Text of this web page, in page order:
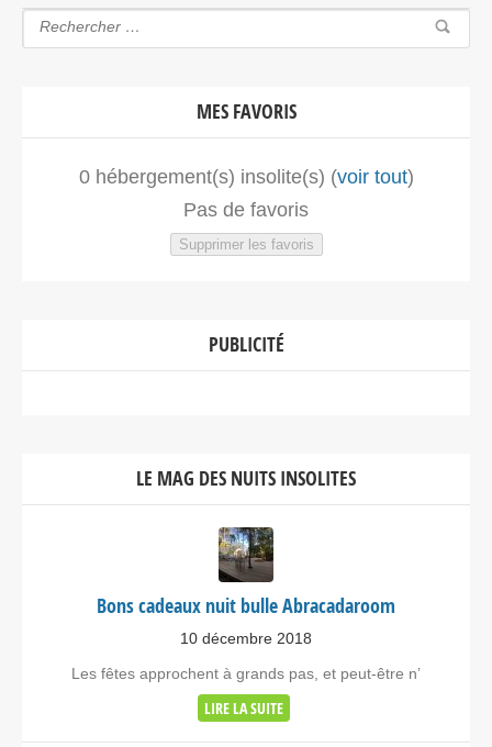
MES FAVORIS
0hébergement(s) insolite(s) (voir tout)
Pas de favoris
Supprimer les favoris
PUBLICITÉ
LE MAG DES NUITS INSOLITES
Bons cadeaux nuit bulle Abracadaroom
10 décembre 2018
Les fêtes approchent à grands pas, et peut-être n’
LIRE LA SUITE